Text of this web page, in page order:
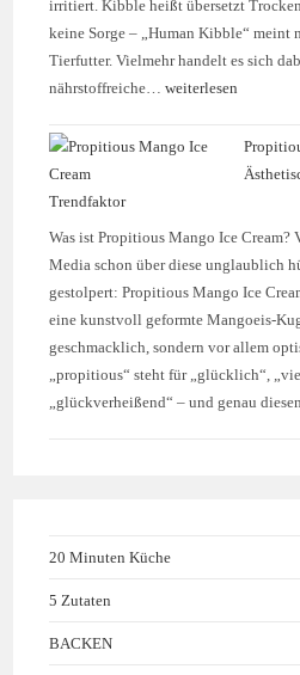
irritiert. Kibble heißt übersetzt
keine Sorge – „Human Kibble“ meint
Tierfutter. Vielmehr handelt es sich
nährstoffreiche…weiterlesen
Trendfaktor
Was ist Propitious Mango Ice
Media schon über diese unglaublich
gestolpert: Propitious Mango Ice
eine kunstvoll geformte Mangoeis-
geschmacklich, sondern vor allem
„propitious“ steht für „glücklich“,
„glückverheißend“ – und genau
20 Minuten Küche
5 Zutaten
BACKEN